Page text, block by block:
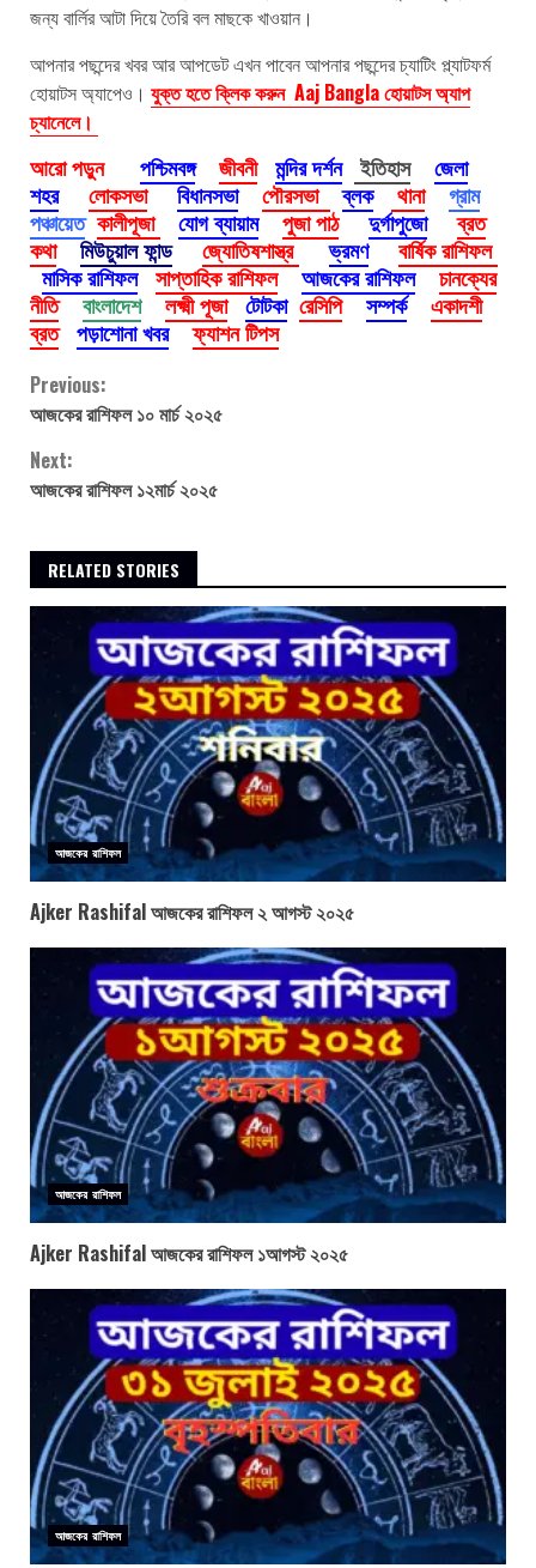
জন্য বার্লির আটা দিয়ে তৈরি বল মাছকে খাওয়ান।
আপনার পছন্দের খবর আর আপডেট এখন পাবেন আপনার পছন্দের চ্যাটিং প্ল্যাটফর্ম
হোয়াটস অ্যাপেও। যুক্ত হতে ক্লিক করুন Aaj Bangla হোয়াটস অ্যাপ
চ্যানেলে।
আরো পড়ুন পশ্চিমবঙ্গ জীবনী মন্দির দর্শন ইতিহাস
জেলা
শহর
লোকসভা বিধানসভা পৌরসভা ব্লক থানা
গ্রাম
পঞ্চায়েত কালীপূজা যোগ ব্যায়াম পুজা পাঠ দুর্গাপুজো
ব্রত
কথা
মিউচুয়াল ফান্ড জ্যোতিষশাস্ত্র ভ্রমণ
বার্ষিক রাশিফল
মাসিক রাশিফল সাপ্তাহিক রাশিফল আজকের রাশিফল
চানক্যের
নীতি
বাংলাদেশ লক্ষ্মী পূজা টোটকা রেসিপি সম্পর্ক
একাদশী
ব্রত পড়াশোনা খবর ফ্যাশন টিপস
Continue
Reading
Previous:
আজকের রাশিফল ১০ মার্চ ২০২৫
Next:
আজকের রাশিফল ১২মার্চ ২০২৫
RELATED STORIES
আজকের রাশিফল
Ajker Rashifal আজকের রাশিফল ২ আগস্ট ২০২৫
আজকের রাশিফল
Ajker Rashifal আজকের রাশিফল ১আগস্ট ২০২৫
আজকের রাশিফল